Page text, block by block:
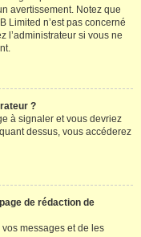
avertissement. Notez que
Limited n’est pas concerné
l’administrateur si vous ne
?
à signaler et vous devriez
dessus, vous accéderez
de rédaction de
messages et de les